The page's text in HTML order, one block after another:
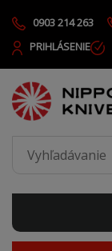
0903 214 263
PRIHLÁSENIE